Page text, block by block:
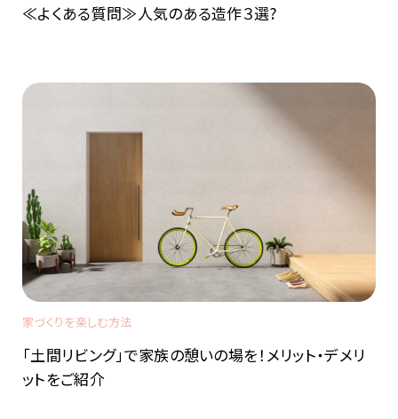
≪よくある質問≫人気のある造作３選?
家づくりを楽しむ方法
「土間リビング」で家族の憩いの場を！メリット・デメリ
ットをご紹介